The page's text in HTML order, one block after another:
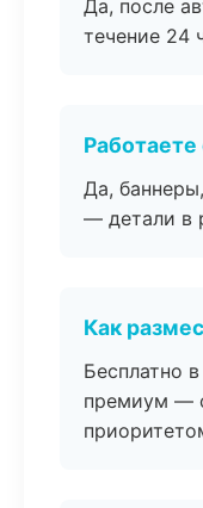
Да, после
течение 24
Да,
— детали в
Как
Бесплатно
премиум —